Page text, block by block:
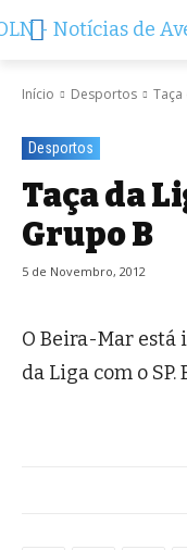
Início Desportos Taça
Desportos
Taça da
Grupo B
5 de Novembro, 2012
O Beira-Mar está
da Liga com o